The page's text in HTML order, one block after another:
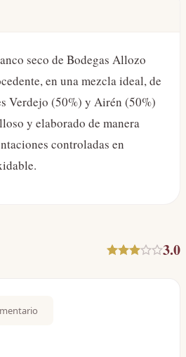
seco de Bodegas Allozo
en una mezcla ideal, de
Verdejo (50%) y Airén (50%)
y elaborado de manera
controladas en
3.0